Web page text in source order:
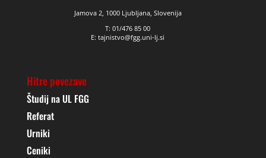
Jamova 2, 1000 Ljubljana, Slovenija
T: 01/476 85 00
E: tajnistvo@fgg.uni-lj.si
Hitre povezave
Študij na UL FGG
Referat
Urniki
Ceniki